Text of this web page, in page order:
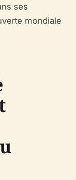
ses
mondiale